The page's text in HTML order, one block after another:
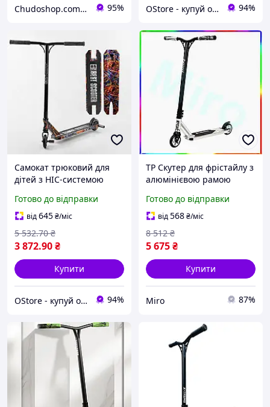
Chudoshop.com.ua 95% OStore - купуй онлайн! 94%
Самокат трюковий для
дітей з HIC-системою
дека з принтом пеги 60см
ширина руля
Готово до відправки
від645₴/міс
3 872.90₴
5 532.70 ₴
Купити
OStore - купуй онлайн! 94%
TP Скутер для фрістайлу з
алюмінієвою рамою
швидкий, для
екстремальних видів
спорту Miro-ll
Готово до відправки
від568₴/міс
5 675₴
8 512 ₴
Купити
Miro 87%